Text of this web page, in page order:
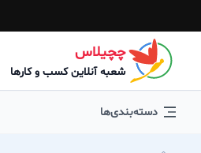
چچیلاس
شعبه آنلاین کسب و کارها
دسته‌بندی‌ها